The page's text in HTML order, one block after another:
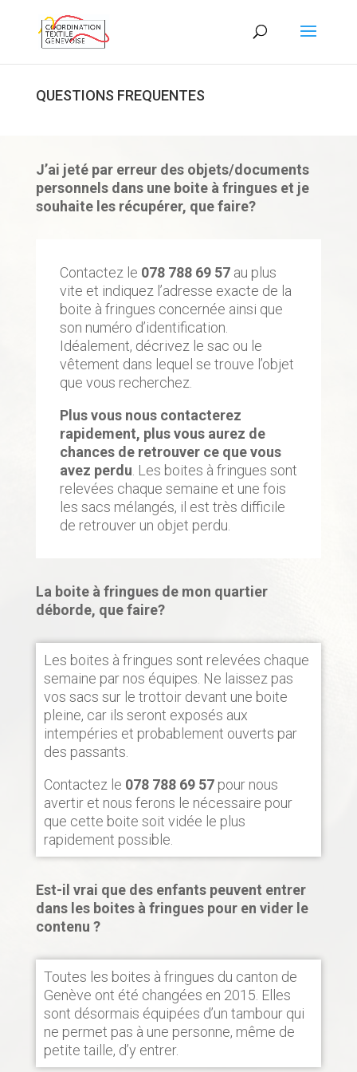
QUESTIONS FREQUENTES
J’ai jeté par erreur des objets/documents
personnels dans une boite à fringues et je
souhaite les récupérer, que faire?
Contactez le 078 788 69 57au plus
vite et indiquez l’adresse exacte de la
boite à fringues concernée ainsi que
son numéro d’identification.
Idéalement, décrivez le sac ou le
vêtement dans lequel se trouve l’objet
que vous recherchez.
Plus vous nous contacterez
rapidement, plus vous aurez de
chances de retrouver ce que vous
avez perdu . Les boites à fringues sont
relevées chaque semaine et une fois
les sacs mélangés, il est très difficile
de retrouver un objet perdu.
La boite à fringues de mon quartier
déborde, que faire?
Les boites à fringues sont relevées chaque
semaine par nos équipes. Ne laissez pas
vos sacs sur le trottoir devant une boite
pleine, car ils seront exposés aux
intempéries et probablement ouverts par
des passants.
Contactez le 078 788 69 57pour nous
avertir et nous ferons le nécessaire pour
que cette boite soit vidée le plus
rapidement possible.
Est-il vrai que des enfants peuvent entrer
dans les boites à fringues pour en vider le
contenu ?
Toutes les boites à fringues du canton de
Genève ont été changées en 2015. Elles
sont désormais équipées d’un tambour qui
ne permet pas à une personne, même de
petite taille, d’y entrer.